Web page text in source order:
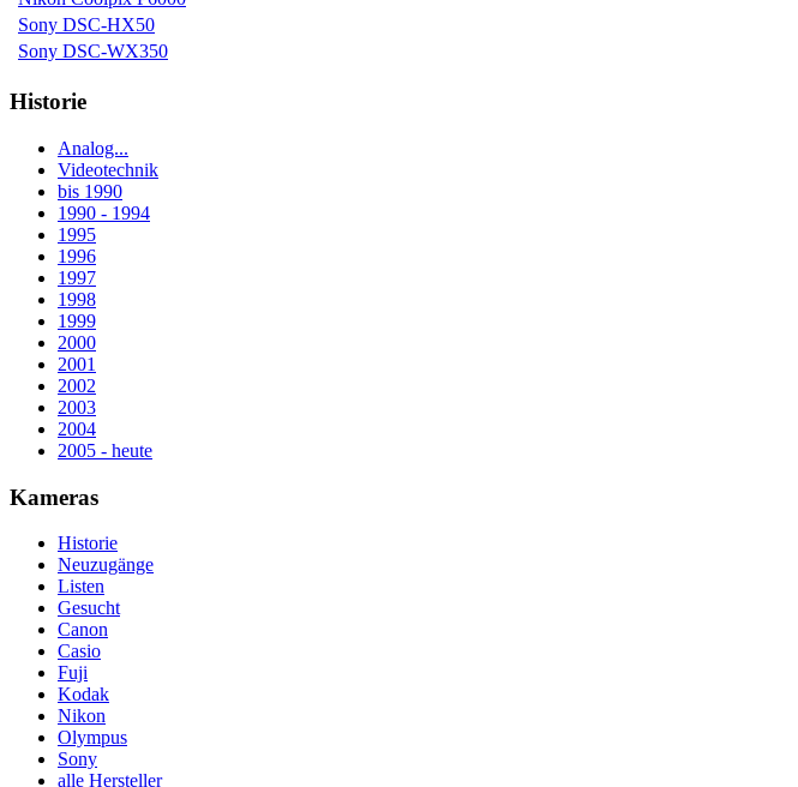
Sony DSC-HX50
Sony DSC-WX350
Historie
Analog...
Videotechnik
bis 1990
1990 - 1994
1995
1996
1997
1998
1999
2000
2001
2002
2003
2004
2005 - heute
Kameras
Historie
Neuzugänge
Listen
Gesucht
Canon
Casio
Fuji
Kodak
Nikon
Olympus
Sony
alle Hersteller